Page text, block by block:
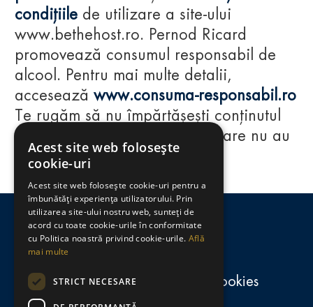
Regulamente
consumă-responsabil.ro
Politica de confidențialitate și cookies
condițiile de utilizare a site-ului
www.bethehost.ro. Pernod Ricard
promovează consumul responsabil de
alcool. Pentru mai multe detalii,
accesează www.consuma-responsabil.ro
Te rugăm să nu împărtășești conținutul
acestui website cu persoane care nu au
împlinit vârsta de 18 ani.
Acest site web folosește
cookie-uri
Acest site web folosește cookie-uri pentru a
îmbunătăți experiența utilizatorului. Prin
utilizarea site-ului nostru web, sunteți de
acord cu toate cookie-urile în conformitate
cu Politica noastră privind cookie-urile. Află
mai multe
STRICT NECESARE